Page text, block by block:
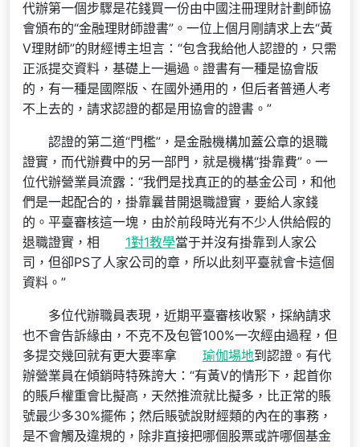
代辦第一個步驟是花錢買一份由中國注冊理財計劃師協
會頒布的“金融理財師證書”。一位上個月剛請求上去“黃
V理財師”的財經博主坦言：“包含我給他人認證的，只需
正派提交資料，基礎上一遍過。證書有一種是協會版
的，有一種是國際版、在國外通用的，但后者普通人考
不上去的，請求認證的都是用協會的證書。”
認證的第二道“門檻”，是金融機構加蓋公章的退職
證實，而代辦費中的另一部門，就是機構“掛靠費”。一
位代辦營業員流露：“我們是找真正的的基金公司，和他
們是一起配合的，掛靠曩昔開退職證實，要給人家錢
的。平臺審核這一塊，由於前段時光有不少人供給假的
退職證實，相
1對1教學當于并沒有掛靠到人家公
司，但卻PS了人家公司的章，所以此刻平臺就會卡這個
資料。”
多位代辦職員表現，近期平臺審核收緊，採納請求
也不會告訴緣由，不克不及包管100%一次經由過程，但
多提交幾回就有更大要率拿
瑜伽場地到認證。有代
辦營業員在傾銷時特殊誇大：“有黃V的情形下，起首你
的賬戶權重會比擬高，天然推流就比擬多，比正常的賬
號最少多30%擺佈；然后賬號說財經類的內在的事務，
是不會觸及違規的，除非直接把哪個股票或許哪個基金